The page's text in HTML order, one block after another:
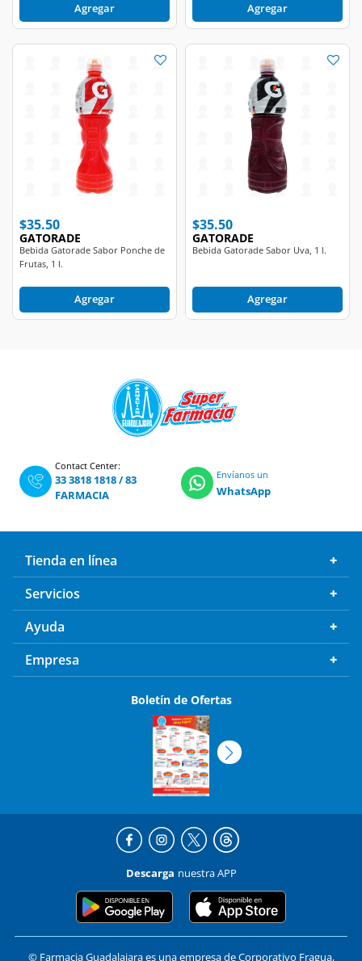
Agregar Agregar
$35.50
GATORADE
Bebida Gatorade Sabor Ponche de
Frutas, 1 l.
Agregar
$35.50
GATORADE
Bebida Gatorade Sabor Uva, 1 l.
Agregar
Contact Center:
33 3818 1818/83
FARMACIA
Envíanos un
WhatsApp
Tienda en línea
Servicios
Ayuda
Empresa
Boletín de Ofertas
Descarga nuestra APP
© Farmacia Guadalajara es una empresa de Corporativo Fragua,